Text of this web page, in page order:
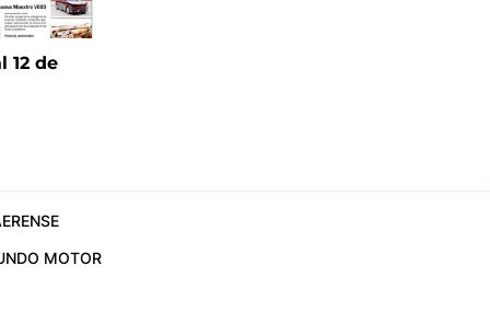
12 de
MOTOR